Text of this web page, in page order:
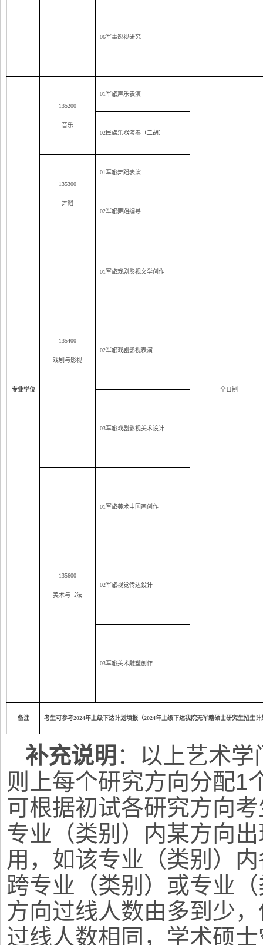
06军事影视研究
专业学位
135200
音乐
01军旅声乐表演
全日制
02民族乐器演奏（二胡）
135300
舞蹈
01军旅舞蹈表演
02军旅舞蹈编导
135400
戏剧与影视
01军旅戏剧影视文学创作
02军旅戏剧影视表演
03军旅戏剧影视美术设计
135600
美术与书法
01军旅美术中国画创作
02军旅视觉传达设计
03军旅美术雕塑创作
备注 考生可参考2024年上级下达计划填报（2024年上级下达我院无军籍硕士研究生招生
补充说明 ：以上艺术
则上每个研究方向分配1
可根据初试各研究方向
专业（类别）内某方向
用，如该专业（类别）
跨专业（类别）或专业
方向过线人数由多到少
过线人数相同，学术硕